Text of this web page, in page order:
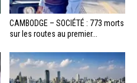
CAMBODGE – SOCIÉTÉ : 773 morts
sur les routes au premier...